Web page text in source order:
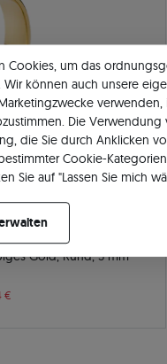
Gold, Rund, 5 mm
€
Cookies, um das
Wir können auch unsere
Die
die Sie durch Anklicken
Cookie-
Sie auf "Lassen Sie mich